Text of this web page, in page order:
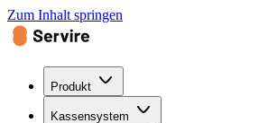
Zum Inhalt springen
Produkt
Kassensystem